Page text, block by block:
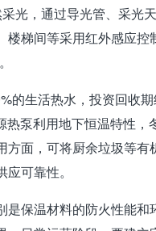
光，通过导光管、采光
梯间等采用红外感应
的生活热水，投资回收
泵利用地下恒温特性，
面，可将厨余垃圾等
可靠性。
保温材料的防火性能